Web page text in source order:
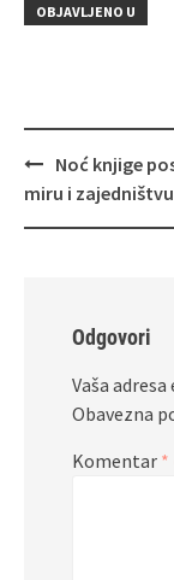
OBJAVLJENO U
Navigacija
objava
Noć knjige
miru i zajedništvu
Odgovori
Vaša
Obavezna
Komentar *